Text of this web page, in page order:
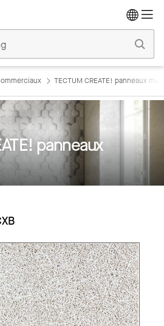
TECTUM CREATE! panneaux
panneaux